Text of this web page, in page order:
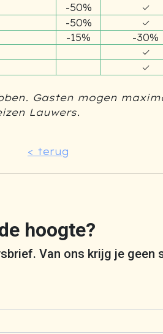
-50% ✓
-50% ✓
-15%
-30%
✓
✓
Gasten mogen
Lauwers.
< terug
hoogte?
Van ons krijg je geen